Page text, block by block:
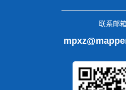
联系邮